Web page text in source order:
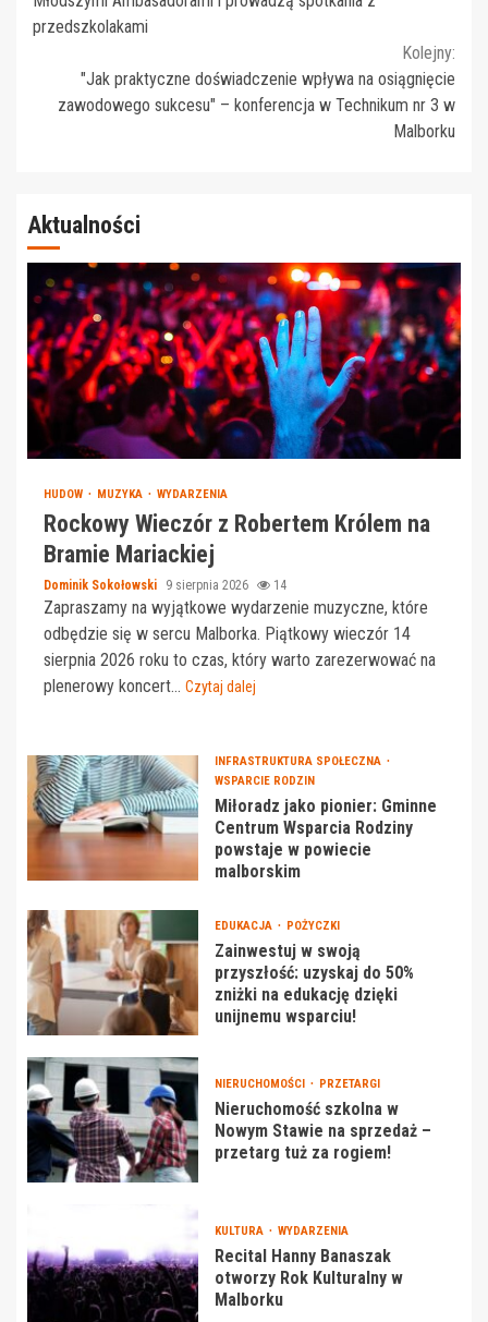
przedszkolakami
Kolejny:
"Jak praktyczne doświadczenie wpływa na osiągnięcie
zawodowego sukcesu" – konferencja w Technikum nr 3 w
Malborku
Aktualności
HUDOW MUZYKA WYDARZENIA
Rockowy Wieczór z Robertem Królem na
Bramie Mariackiej
Dominik Sokołowski 9 sierpnia 2026 14
Zapraszamy na wyjątkowe wydarzenie muzyczne, które
odbędzie się w sercu Malborka. Piątkowy wieczór 14
sierpnia 2026 roku to czas, który warto zarezerwować na
plenerowy koncert... Czytaj dalej
INFRASTRUKTURA SPOŁECZNA
WSPARCIE RODZIN
Miłoradz jako pionier: Gminne
Centrum Wsparcia Rodziny
powstaje w powiecie
malborskim
EDUKACJA POŻYCZKI
Zainwestuj w swoją
przyszłość: uzyskaj do 50%
zniżki na edukację dzięki
unijnemu wsparciu!
NIERUCHOMOŚCI PRZETARGI
Nieruchomość szkolna w
Nowym Stawie na sprzedaż –
przetarg tuż za rogiem!
KULTURA WYDARZENIA
Recital Hanny Banaszak
otworzy Rok Kulturalny w
Malborku